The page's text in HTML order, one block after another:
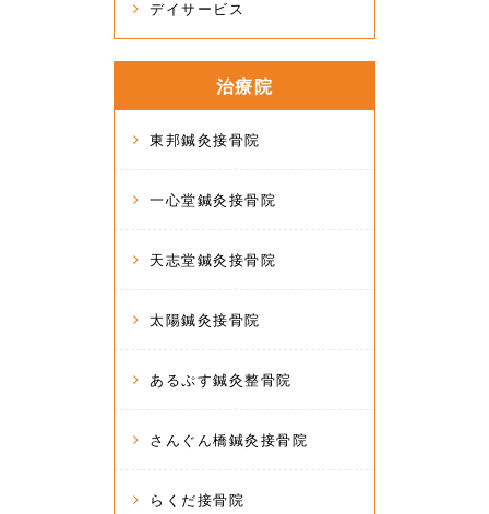
デイサービス
治療院
東邦鍼灸接骨院
一心堂鍼灸接骨院
天志堂鍼灸接骨院
太陽鍼灸接骨院
あるぷす鍼灸整骨院
さんぐん橋鍼灸接骨院
らくだ接骨院